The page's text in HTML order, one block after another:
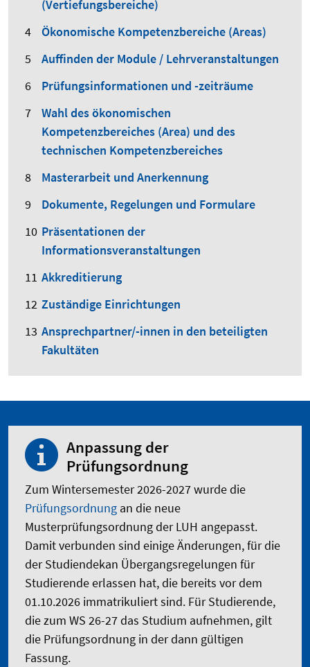
(Vertiefungsbereiche)
Ökonomische Kompetenzbereiche (Areas)
Auffinden der Module / Lehrveranstaltungen
Prüfungsinformationen und -zeiträume
Wahl des ökonomischen
Kompetenzbereiches (Area) und des
technischen Kompetenzbereiches
Masterarbeit und Anerkennung
Dokumente, Regelungen und Formulare
Präsentationen der
Informationsveranstaltungen
Akkreditierung
Zuständige Einrichtungen
Ansprechpartner/-innen in den beteiligten
Fakultäten
Anpassung der
Prüfungsordnung
Zum Wintersemester 2026-2027 wurde die
Prüfungsordnung an die neue
Musterprüfungsordnung der LUH angepasst.
Damit verbunden sind einige Änderungen, für die
der Studiendekan Übergangsregelungen für
Studierende erlassen hat, die bereits vor dem
01.10.2026 immatrikuliert sind. Für Studierende,
die zum WS 26-27 das Studium aufnehmen, gilt
die Prüfungsordnung in der dann gültigen
Fassung.